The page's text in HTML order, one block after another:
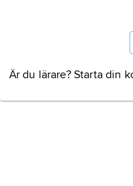
Är du lärare? Starta din